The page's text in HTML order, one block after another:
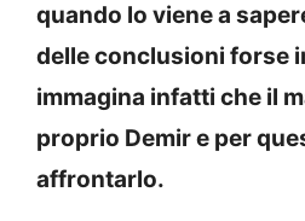
quando lo viene a
delle conclusioni forse
immagina infatti che il
proprio Demir e per
affrontarlo.